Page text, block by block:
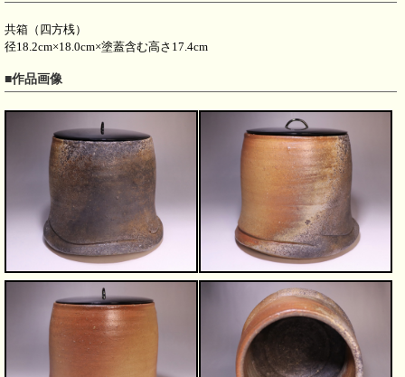
共箱（四方桟）
径18.2cm×18.0cm×塗蓋含む高さ17.4cm
■作品画像